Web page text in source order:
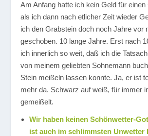
Am Anfang hatte ich kein Geld für
als ich dann nach etlicher Zeit wieder
ich den Grabstein doch noch Jahre vor
geschoben. 10 lange Jahre. Erst nach
ich innerlich so weit, daß ich die
von meinem geliebten Sohnemann
Stein meißeln lassen konnte. Ja, er ist
mehr da. Schwarz auf weiß, für immer
gemeißelt.
Wir haben keinen Schönwetter-
ist auch im schlimmsten Unwetter